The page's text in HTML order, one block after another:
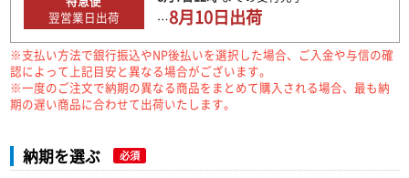
翌営業日出荷
…8月10日出荷
※支払い方法で銀行振込やNP後払いを選択した場合、ご入金や与信の確
認によって上記目安と異なる場合がございます。
※一度のご注文で納期の異なる商品をまとめて購入される場合、最も納
期の遅い商品に合わせて出荷いたします。
納期を選ぶ 必須